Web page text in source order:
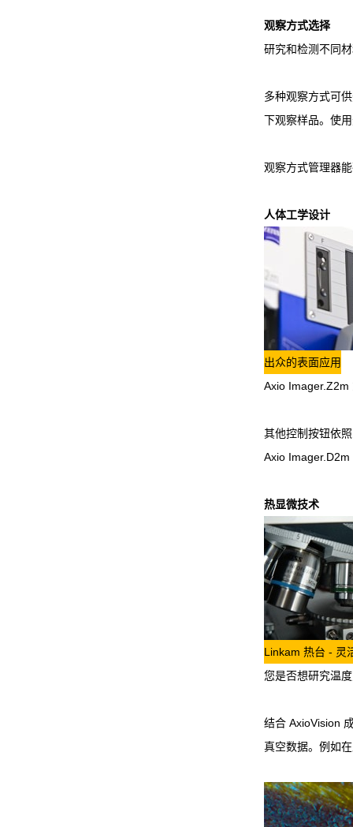
观察方式选择
研究和检测不同
多种观察方式可
下观察样品。使
观察方式管理器
人体工学设计
出众的表面应用
Axio Imager.Z2m
其他控制按钮依
Axio
热显微技术
Linkam 热台 - 灵
您是否想研究温
结合 AxioVision
真空数据。例如